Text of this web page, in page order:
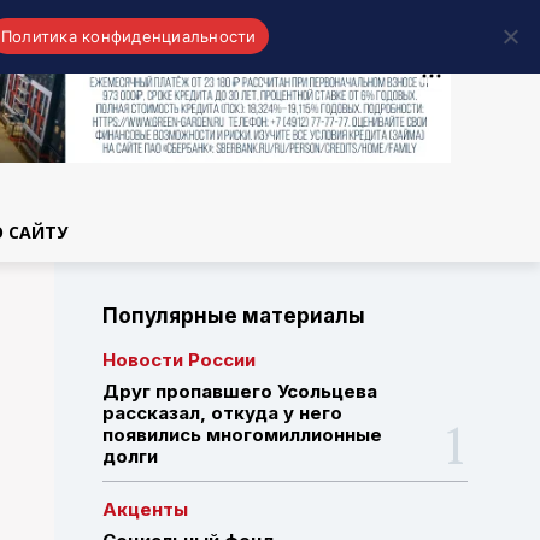
САЙТУ
Популярные материалы
Новости России
Друг пропавшего Усольцева
рассказал, откуда у него
появились многомиллионные
долги
Акценты
Политика конфиденциальности